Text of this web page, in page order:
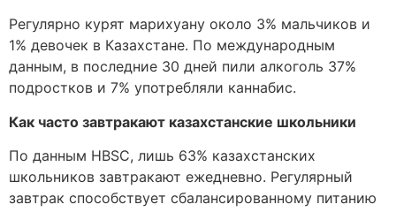
Регулярно курят марихуану около 3% мальчиков и
1% девочек в Казахстане. По международным
данным, в последние 30 дней пили алкоголь 37%
подростков и 7% употребляли каннабис.
Как часто завтракают казахстанские школьники
По данным HBSC, лишь 63% казахстанских
школьников завтракают ежедневно. Регулярный
завтрак способствует сбалансированному питанию